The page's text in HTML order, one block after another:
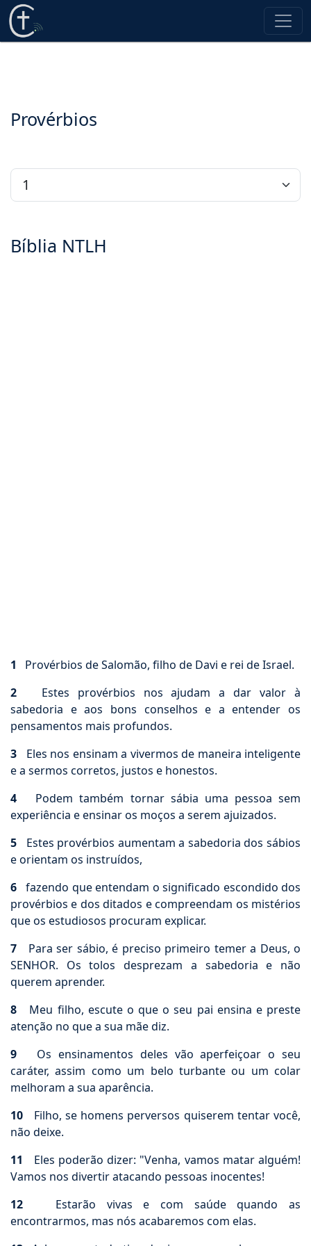
Provérbios
Bíblia NTLH
1 Provérbios de Salomão, filho de Davi e rei de Israel.
2 Estes provérbios nos ajudam a dar valor à
sabedoria e aos bons conselhos e a entender os
pensamentos mais profundos.
3 Eles nos ensinam a vivermos de maneira inteligente
e a sermos corretos, justos e honestos.
4 Podem também tornar sábia uma pessoa sem
experiência e ensinar os moços a serem ajuizados.
5 Estes provérbios aumentam a sabedoria dos sábios
e orientam os instruídos,
6 fazendo que entendam o significado escondido dos
provérbios e dos ditados e compreendam os mistérios
que os estudiosos procuram explicar.
7 Para ser sábio, é preciso primeiro temer a Deus, o
SENHOR. Os tolos desprezam a sabedoria e não
querem aprender.
8 Meu filho, escute o que o seu pai ensina e preste
atenção no que a sua mãe diz.
9 Os ensinamentos deles vão aperfeiçoar o seu
caráter, assim como um belo turbante ou um colar
melhoram a sua aparência.
10 Filho, se homens perversos quiserem tentar você,
não deixe.
11 Eles poderão dizer: "Venha, vamos matar alguém!
Vamos nos divertir atacando pessoas inocentes!
12 Estarão vivas e com saúde quando as
encontrarmos, mas nós acabaremos com elas.